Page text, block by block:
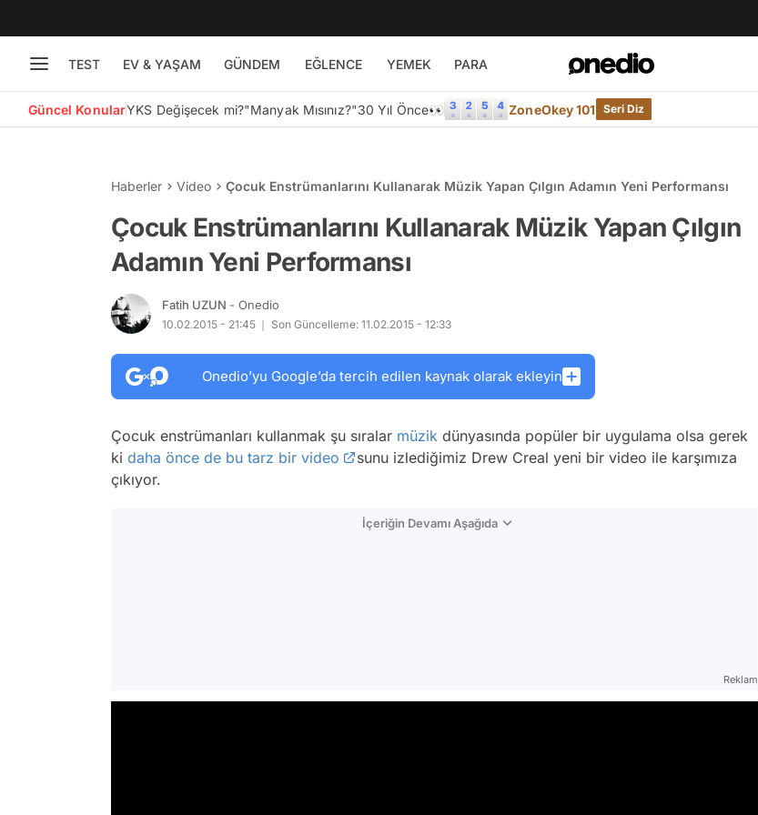
TEST EV & YAŞAM GÜNDEM EĞLENCE YEMEK PARA
Güncel KonularYKS Değişecek mi?"Manyak Mısınız?"30 Yıl Önce👀 ZoneOkey 101 Seri Diz
Haberler Video Çocuk Enstrümanlarını Kullanarak Müzik Yapan Çılgın Adamın Yeni Performansı
Çocuk Enstrümanlarını Kullanarak Müzik Yapan Çılgın
Adamın Yeni Performansı
Fatih UZUN - Onedio
10.02.2015 - 21:45 Son Güncelleme: 11.02.2015 - 12:33
Onedio’yu Google’da tercih edilen kaynak olarak ekleyin
Çocuk enstrümanları kullanmak şu sıralar müzik dünyasında popüler bir uygulama olsa gerek
ki daha önce de bu tarz bir video
sunu izlediğimiz Drew Creal yeni bir video ile karşımıza
çıkıyor.
İçeriğin Devamı Aşağıda
Reklam